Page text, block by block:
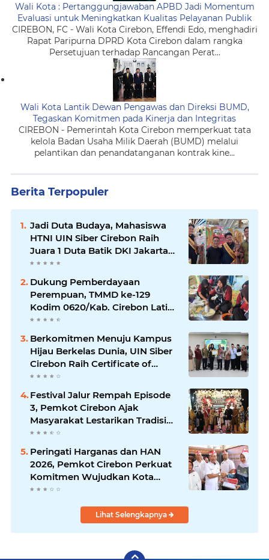
Wali Kota : Pertanggungjawaban APBD Jadi Momentum
Evaluasi untuk Meningkatkan Kualitas Pelayanan Publik
CIREBON, FC - Wali Kota Cirebon, Effendi Edo, menghadiri
Rapat Paripurna DPRD Kota Cirebon dalam rangka
Persetujuan terhadap Rancangan Perat...
Wali Kota Lantik Dewan Pengawas dan Direksi BUMD,
Tegaskan Komitmen pada Kinerja dan Integritas
CIREBON - Pemerintah Kota Cirebon memperkuat tata
kelola Badan Usaha Milik Daerah (BUMD) melalui
pelantikan dan penandatanganan kontrak kine...
Berita Terpopuler
Jadi Duta Budaya, Mahasiswa
HTNI UIN Siber Cirebon Raih
Juara 1 Duta Batik DKI Jakarta
2026
Dukung Pemberdayaan
Perempuan, TMMD ke-129
Kodim 0620/Kab. Cirebon Latih
Ibu-Ibu Tata Boga
Berkomitmen Menuju Kampus
Hijau Berkelas Dunia, UIN Siber
Cirebon Raih Certificate of
Compliance UI GreenMetric
Festival Jalur Rempah Episode
3, Pemkot Cirebon Ajak
Masyarakat Lestarikan Tradisi
Jamu sebagai Warisan Budaya
Bernilai Ekonomi
Peringati Harganas dan HAN
2026, Pemkot Cirebon Perkuat
Komitmen Wujudkan Kota
Layak Anak
Lihat Selengkapnya